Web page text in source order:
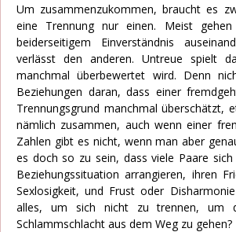
Um zusammenzukommen, braucht es
eine Trennung nur einen. Meist
beiderseitigem Einverständnis
verlässt den anderen. Untreue spielt
manchmal überbewertet wird. Denn
Beziehungen daran, dass einer
Trennungsgrund manchmal überschätzt,
nämlich zusammen, auch wenn einer
Zahlen gibt es nicht, wenn man aber
es doch so zu sein, dass viele Paare
Beziehungssituation arrangieren, ihren
Sexlosigkeit, und Frust oder
alles, um sich nicht zu trennen, um
Schlammschlacht aus dem Weg zu gehen?